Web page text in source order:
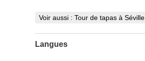
Voir aussi : Tour de tapas à Séville
Langues